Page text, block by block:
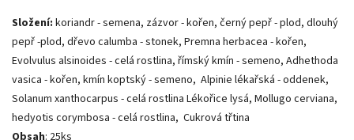
Složení: koriandr - semena, zázvor - kořen, černý pepř - plod, dlouhý
pepř -plod, dřevo calumba - stonek, Premna herbacea - kořen,
Evolvulus alsinoides - celá rostlina, římský kmín - semeno, Adhethoda
vasica - kořen, kmín koptský - semeno, Alpinie lékařská - oddenek,
Solanum xanthocarpus - celá rostlina Lékořice lysá, Mollugo cerviana,
hedyotis corymbosa - celá rostlina, Cukrová třtina
Obsah: 25ks